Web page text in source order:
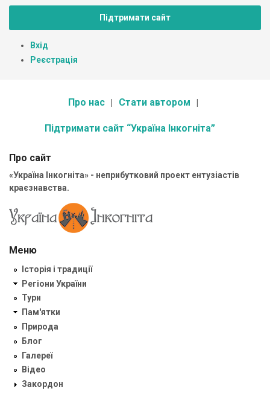
Підтримати сайт
Вхід
Реєстрація
Про нас Стати автором
Підтримати сайт “Україна Інкогніта”
Про сайт
«Україна Інкогніта» - неприбутковий проект ентузіастів
краєзнавства.
Меню
Історія і традиції
Регіони України
Тури
Пам'ятки
Природа
Блог
Галереї
Відео
Закордон